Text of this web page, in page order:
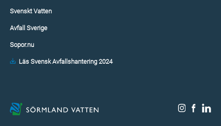
Svenskt Vatten
Avfall Sverige
Sopor.nu
Läs Svensk Avfallshantering 2024